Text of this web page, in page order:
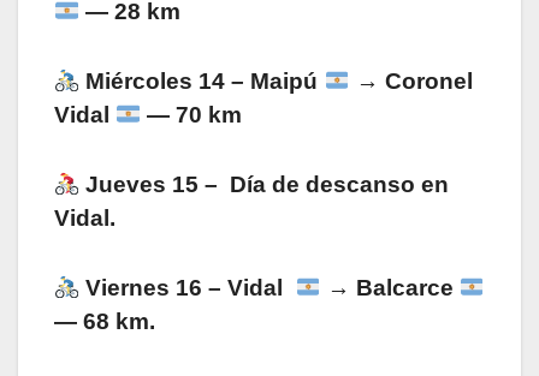
— 28 km
Miércoles 14 – Maipú
→ Coronel
Vidal
— 70 km
Jueves 15 – Día de descanso en
Vidal.
Viernes 16 – Vidal
→ Balcarce
— 68 km.